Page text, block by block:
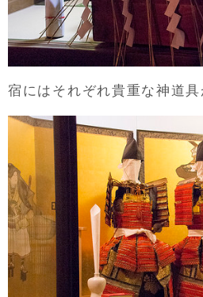
宿にはそれぞれ貴重な神道具